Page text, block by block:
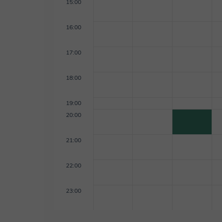
futuro tanto académico como laboral. Mi
la Universidad Católica, donde pude aprender
15:00
16:00
17:00
18:00
19:00
20:00
21:00
22:00
23:00